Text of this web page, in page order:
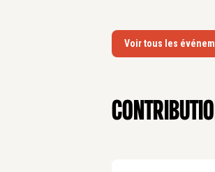
Voir tous les